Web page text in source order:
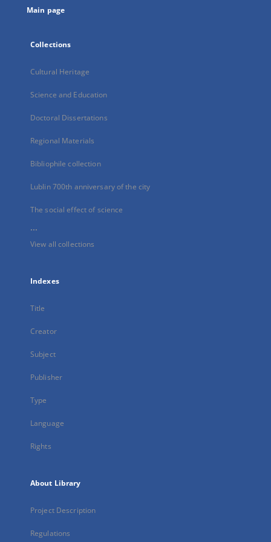
Main page
Collections
Cultural Heritage
Science and Education
Doctoral Dissertations
Regional Materials
Bibliophile collection
Lublin 700th anniversary of the city
The social effect of science
...
View all collections
Indexes
Title
Creator
Subject
Publisher
Type
Language
Rights
About Library
Project Description
Regulations